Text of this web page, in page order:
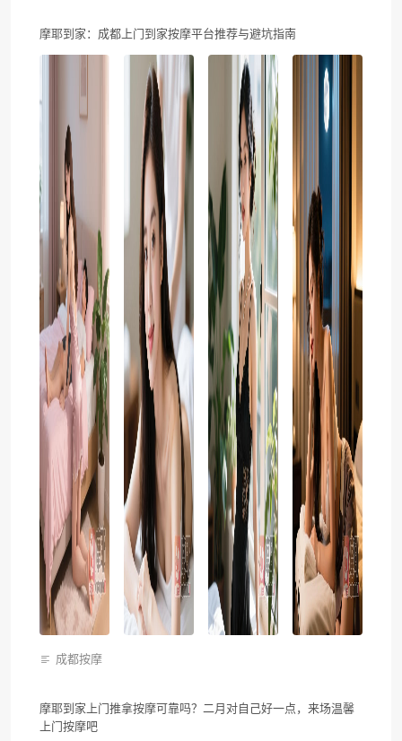
摩耶到家：成都上门到家按摩平台推荐与避坑指南
成都按摩
摩耶到家上门推拿按摩可靠吗？二月对自己好一点，来场温馨
上门按摩吧